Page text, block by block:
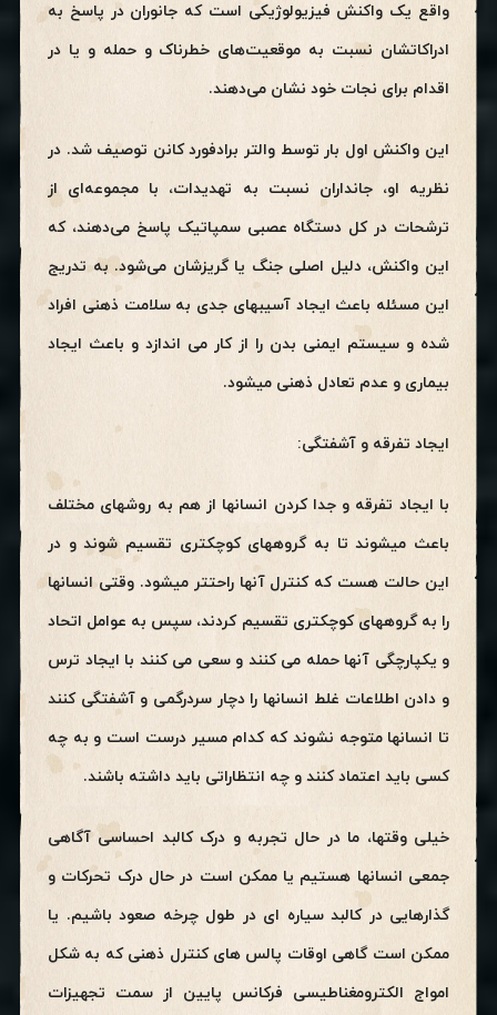
واقع یک واکنش فیزیولوژیکی است که جانوران در پاسخ به
ادراکاتشان نسبت به موقعیت‌های خطرناک و حمله و یا در
اقدام برای نجات خود نشان می‌دهند.
این واکنش اول بار توسط والتر برادفورد کانن توصیف شد. در
نظریه او، جانداران نسبت به تهدیدات، با مجموعه‌ای از
ترشحات در کل دستگاه عصبی سمپاتیک پاسخ می‌دهند، که
این واکنش، دلیل اصلی جنگ یا گریزشان می‌شود. به تدریج
این مسئله باعث ایجاد آسیبهای جدی به سلامت ذهنی افراد
شده و سیستم ایمنی بدن را از کار می اندازد و باعث ایجاد
بیماری و عدم تعادل ذهنی میشود.
ایجاد تفرقه و آشفتگی:
با ایجاد تفرقه و جدا کردن انسانها از هم به روشهای مختلف
باعث میشوند تا به گروههای کوچکتری تقسیم شوند و در
این حالت هست که کنترل آنها راحتتر میشود. وقتی انسانها
را به گروههای کوچکتری تقسیم کردند، سپس به عوامل اتحاد
و یکپارچگی آنها حمله می کنند و سعی می کنند با ایجاد ترس
و دادن اطلاعات غلط انسانها را دچار سردرگمی و آشفتگی کنند
تا انسانها متوجه نشوند که کدام مسیر درست است و به چه
کسی باید اعتماد کنند و چه انتظاراتی باید داشته باشند.
خیلی وقتها، ما در حال تجربه و درک کالبد احساسی آگاهی
جمعی انسانها هستیم یا ممکن است در حال درک تحرکات و
گذارهایی در کالبد سیاره ای در طول چرخه صعود باشیم. یا
ممکن است گاهی اوقات پالس های کنترل ذهنی که به شکل
امواج الکترومغناطیسی فرکانس پایین از سمت تجهیزات